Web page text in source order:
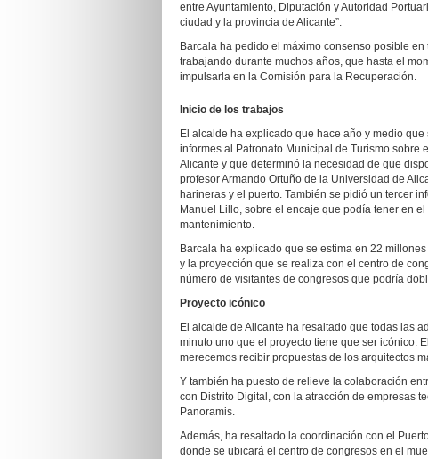
entre Ayuntamiento, Diputación y Autoridad
ciudad y la provincia de Alicante”.
Barcala ha pedido el máximo consenso posible
trabajando durante muchos años, que hasta el
impulsarla en la Comisión para la Recuperación.
Inicio de los trabajos
El alcalde ha explicado que hace año y medio
informes al Patronato Municipal de Turismo sobre
Alicante y que determinó la necesidad de que
profesor Armando Ortuño de la Universidad de
harineras y el puerto. También se pidió un tercer
Manuel Lillo, sobre el encaje que podía tener en
mantenimiento.
Barcala ha explicado que se estima en 22
y la proyección que se realiza con el centro de
número de visitantes de congresos que podría
Proyecto icónico
El alcalde de Alicante ha resaltado que todas las
minuto uno que el proyecto tiene que ser icónico.
merecemos recibir propuestas de los arquitectos
Y también ha puesto de relieve la colaboración
con Distrito Digital, con la atracción de empresas
Panoramis.
Además, ha resaltado la coordinación con el
donde se ubicará el centro de congresos en el